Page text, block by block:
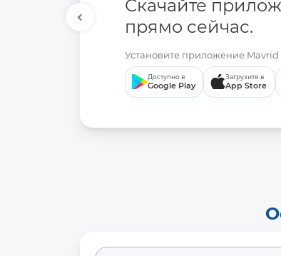
Скачайте
прямо сейчас.
Установите приложение Mavrid
Доступно в
Google Play
Загрузите в
App Store